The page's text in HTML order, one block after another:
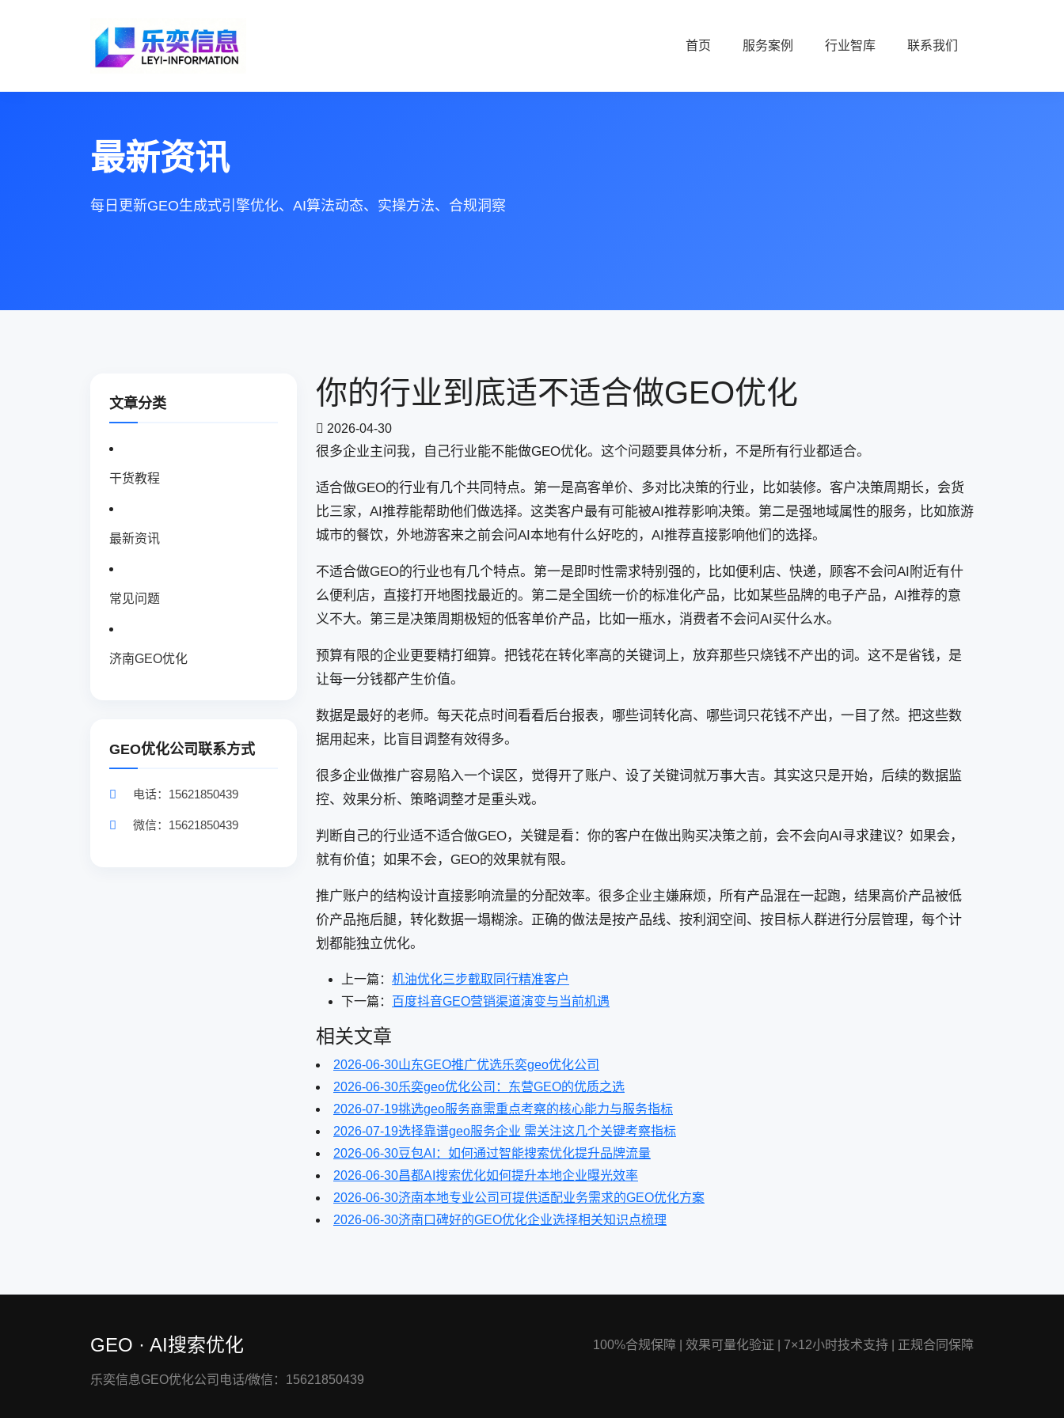
首页 服务案例 行业智库 联系我们
最新资讯
每日更新GEO生成式引擎优化、AI算法动态、实操方法、合规洞察
文章分类
干货教程
最新资讯
常见问题
济南GEO优化
GEO优化公司联系方式
电话：15621850439
微信：15621850439
你的行业到底适不适合做GEO优化
2026-04-30
很多企业主问我，自己行业能不能做GEO优化。这个问题要具体分析，不是所有行业都适合。
适合做GEO的行业有几个共同特点。第一是高客单价、多对比决策的行业，比如装修。客户决策周期长，会货
比三家，AI推荐能帮助他们做选择。这类客户最有可能被AI推荐影响决策。第二是强地域属性的服务，比如旅游
城市的餐饮，外地游客来之前会问AI本地有什么好吃的，AI推荐直接影响他们的选择。
不适合做GEO的行业也有几个特点。第一是即时性需求特别强的，比如便利店、快递，顾客不会问AI附近有什
么便利店，直接打开地图找最近的。第二是全国统一价的标准化产品，比如某些品牌的电子产品，AI推荐的意
义不大。第三是决策周期极短的低客单价产品，比如一瓶水，消费者不会问AI买什么水。
预算有限的企业更要精打细算。把钱花在转化率高的关键词上，放弃那些只烧钱不产出的词。这不是省钱，是
让每一分钱都产生价值。
数据是最好的老师。每天花点时间看看后台报表，哪些词转化高、哪些词只花钱不产出，一目了然。把这些数
据用起来，比盲目调整有效得多。
很多企业做推广容易陷入一个误区，觉得开了账户、设了关键词就万事大吉。其实这只是开始，后续的数据监
控、效果分析、策略调整才是重头戏。
判断自己的行业适不适合做GEO，关键是看：你的客户在做出购买决策之前，会不会向AI寻求建议？如果会，
就有价值；如果不会，GEO的效果就有限。
推广账户的结构设计直接影响流量的分配效率。很多企业主嫌麻烦，所有产品混在一起跑，结果高价产品被低
价产品拖后腿，转化数据一塌糊涂。正确的做法是按产品线、按利润空间、按目标人群进行分层管理，每个计
划都能独立优化。
上一篇： 机油优化三步截取同行精准客户
下一篇： 百度抖音GEO营销渠道演变与当前机遇
相关文章
2026-06-30山东GEO推广优选乐奕geo优化公司
2026-06-30乐奕geo优化公司：东营GEO的优质之选
2026-07-19挑选geo服务商需重点考察的核心能力与服务指标
2026-07-19选择靠谱geo服务企业 需关注这几个关键考察指标
2026-06-30豆包AI：如何通过智能搜索优化提升品牌流量
2026-06-30昌都AI搜索优化如何提升本地企业曝光效率
2026-06-30济南本地专业公司可提供适配业务需求的GEO优化方案
2026-06-30济南口碑好的GEO优化企业选择相关知识点梳理
GEO · AI搜索优化
乐奕信息GEO优化公司电话/微信：15621850439
100%合规保障 效果可量化验证 7×12小时技术支持 正规合同保障